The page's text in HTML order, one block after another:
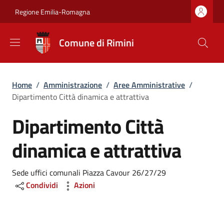
Regione Emilia-Romagna
Comune di Rimini
Briciole di pane
Home / Amministrazione / Aree Amministrative /
Dipartimento Città dinamica e attrattiva
Dipartimento Città
dinamica e attrattiva
Dettagli
Sede uffici comunali Piazza Cavour 26/27/29
Condividi
Azioni